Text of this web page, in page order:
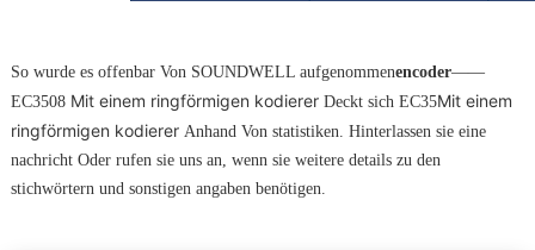
So wurde es offenbar Von SOUNDWELL aufgenommenencoder——
EC3508 Mit einem ringförmigen kodierer Deckt sich EC35Mit einem
ringförmigen kodierer Anhand Von statistiken. Hinterlassen sie eine
nachricht Oder rufen sie uns an, wenn sie weitere details zu den
stichwörtern und sonstigen angaben benötigen.